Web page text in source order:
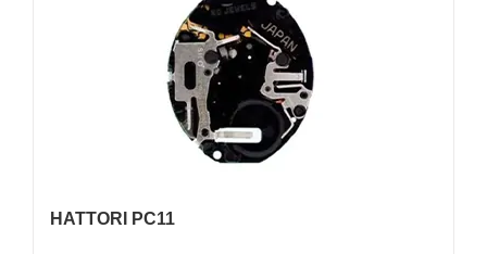
HATTORI PC11